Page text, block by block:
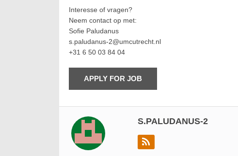
Interesse of vragen?
Neem contact op met:
Sofie Paludanus
s.paludanus-2@umcutrecht.nl
+31 6 50 03 84 04
S.PALUDANUS-2